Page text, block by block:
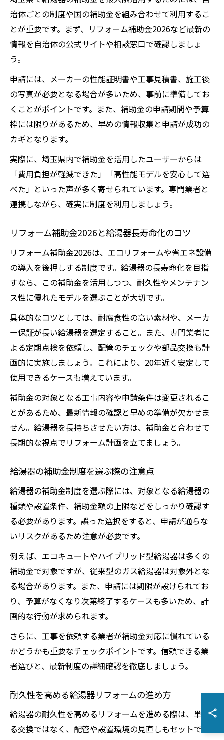
治体ごとの制度や国の補助金を組み合わせて利用するこ
とが重要です。まず、リフォーム補助金2026など最新の
情報を自治体の公式サイトや相談窓口で確認しましょ
う。
申請には、メーカーの性能証明書や工事見積書、施工後
の写真が必要となる場合が多いため、事前に準備してお
くことがポイントです。また、補助金の申請期間や予算
枠には限りがあるため、早めの情報収集と申請が成功の
カギとなります。
実際に、埼玉県内で補助金を活用したユーザーからは
「費用負担が軽減できた」「高性能モデルを安心して選
べた」といった声が多く寄せられています。専門業者と
連携しながら、確実に制度を利用しましょう。
リフォーム補助金2026と給湯器長寿命化のコツ
リフォーム補助金2026は、エコリフォームや省エネ設備
の導入を後押しする制度です。給湯器の長寿命化を目指
すなら、この補助金を活用しつつ、耐久性やメンテナン
ス性に優れたモデルを選ぶことが大切です。
具体的なコツとしては、耐腐食性の高い素材や、メーカ
ー保証が長い給湯器を選定すること。また、専門業者に
よる定期点検を依頼し、配管のチェックや部品交換も計
画的に実施しましょう。これにより、20年近く安定して
使用できるケースも増えています。
補助金の対象となる工事内容や申請条件は変更されるこ
とがあるため、最新情報の確認と早めの準備が欠かせま
せん。給湯器を長持ちさせたい方は、補助金と合わせて
長期的な視点でリフォーム計画を立てましょう。
給湯器の補助金制度を選ぶ際の注意点
給湯器の補助金制度を選ぶ際には、対象となる給湯器の
種類や設置条件、補助金額の上限などをしっかり確認す
る必要があります。誤った選択をすると、申請が通らな
いリスクがあるため注意が必要です。
例えば、エコキュートやハイブリッド型給湯器は多くの
補助金で対象ですが、従来型のガス給湯器は対象外とな
る場合があります。また、申請には期限が設けられてお
り、予算がなくなり次第終了するケースも多いため、計
画的な行動が求められます。
さらに、工事を依頼する業者が補助金対応に慣れている
かどうかも重要なチェックポイントです。信頼できる業
者選びと、最新制度の詳細確認を徹底しましょう。
耐久性を高める給湯器リフォームの進め方
給湯器の耐久性を高めるリフォームを進める際は、単な
る交換ではなく、配管や設置環境の見直しもセットで行